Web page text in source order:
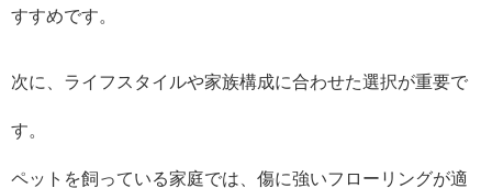
すすめです。
次に、ライフスタイルや家族構成に合わせた選択が重要で
す。
ペットを飼っている家庭では、傷に強いフローリングが適